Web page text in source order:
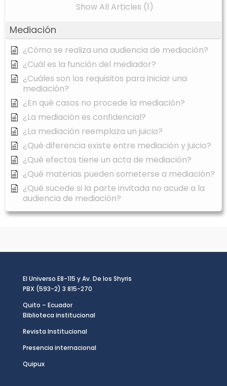
Show All Articles (1)
Mediación
¿Cómo se realiza una audiencia de mediación?
¿Cuál es la función del mediador?
¿Cuáles son los requisitos para iniciar una
mediación?
¿En qué casos no procede la mediación?
¿La mediación es confidencial?
¿La mediación reemplaza un juicio?
¿Qué diferencia existe entre mediación y juicio?
¿Qué efectos tiene un acta de mediación?
¿Qué materias pueden someterse a mediación?
¿Qué sucede si la parte invitada no acude a la
audiencia de mediación?
El Universo E8-115 y Av. De los Shyris
PBX (593-2) 3 815-270
Quito – Ecuador
Biblioteca institucional
Revista Institucional
Presencia internacional
Quipux